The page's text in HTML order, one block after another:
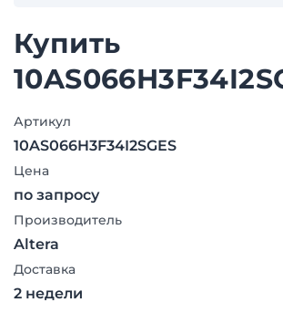
Купить
Артикул
10AS066H3F34I2SGES
Цена
по запросу
Производитель
Altera
Доставка
2 недели